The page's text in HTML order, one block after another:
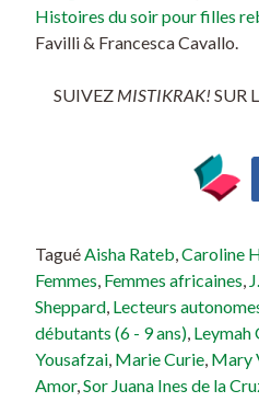
Année de publication: 2019
: 6 à 11 ans.
Histoires du soir pour filles
Favilli & Francesca Cavallo.
SUIVEZMISTIKRAK!SUR